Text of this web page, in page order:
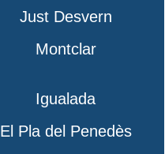
Just Desvern
Montclar
Igualada
El Pla del Penedès